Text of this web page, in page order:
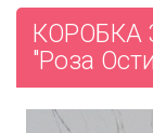
КОРОБКА
"Роза